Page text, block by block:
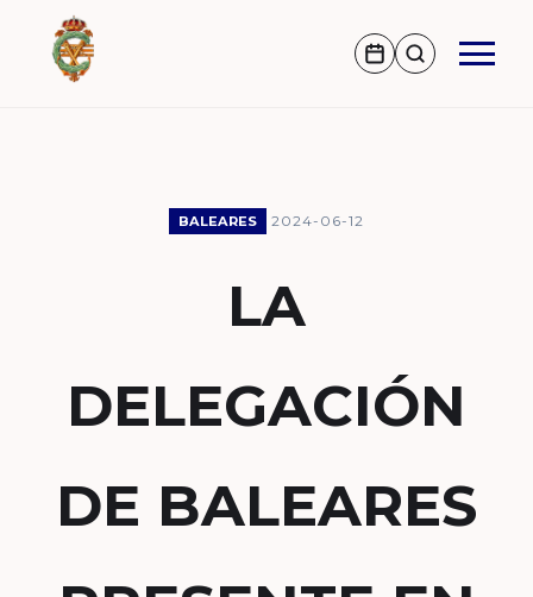
BALEARES 2024-06-12
LA
DELEGACIÓN
DE BALEARES